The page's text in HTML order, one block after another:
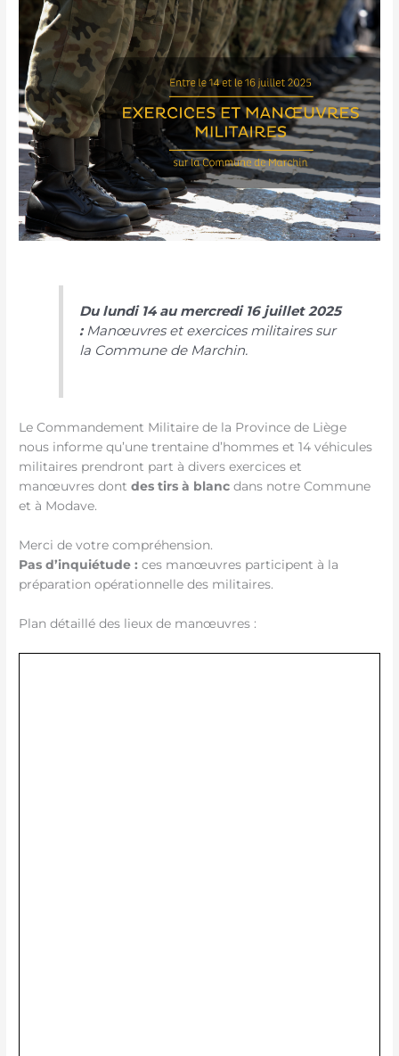
Du lundi 14 au mercredi 16 juillet 2025
: Manœuvres et exercices militaires sur
la Commune de Marchin.
Le Commandement Militaire de la Province de Liège
nous informe qu’une trentaine d’hommes et 14 véhicules
militaires prendront part à divers exercices et
manœuvres dontdes tirs à blanc dans notre Commune
et à Modave.
Merci de votre compréhension.
Pas d’inquiétude : ces manœuvres participent à la
préparation opérationnelle des militaires.
Plan détaillé des lieux de manœuvres :